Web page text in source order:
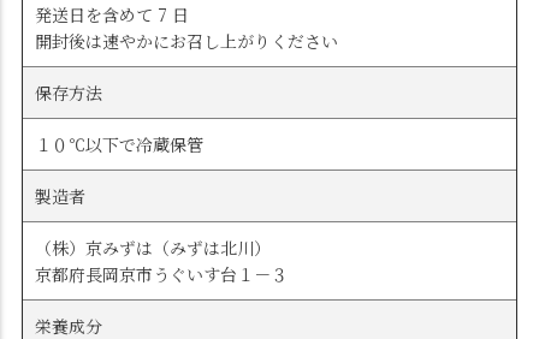
発送日を含めて 7 日
開封後は速やかにお召し上がりください
保存方法
１０℃以下で冷蔵保管
製造者
（株）京みずは（みずは北川）
京都府長岡京市うぐいす台１－３
栄養成分